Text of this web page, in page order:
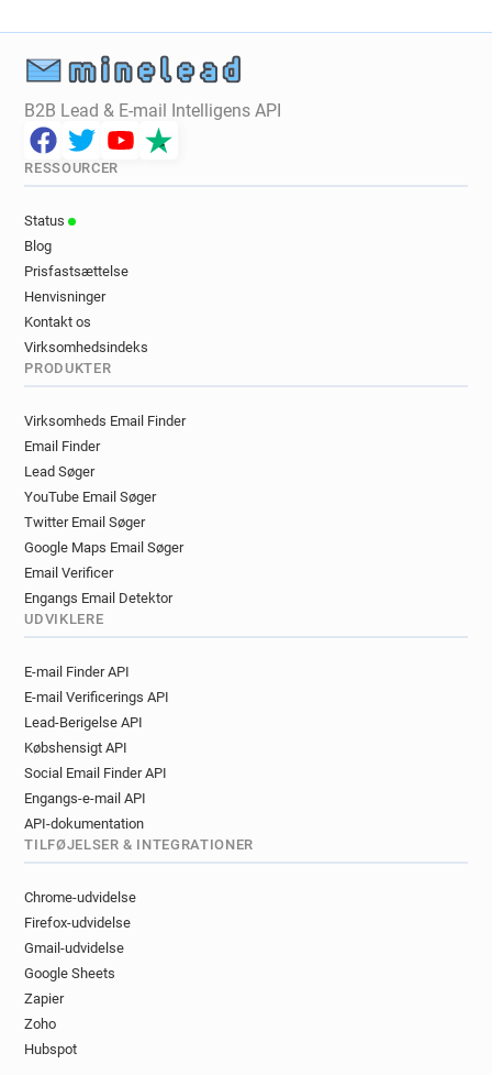
B2B Lead & E-mail Intelligens API
RESSOURCER
Status
Blog
Prisfastsættelse
Henvisninger
Kontakt os
Virksomhedsindeks
PRODUKTER
Virksomheds Email Finder
Email Finder
Lead Søger
YouTube Email Søger
Twitter Email Søger
Google Maps Email Søger
Email Verificer
Engangs Email Detektor
UDVIKLERE
E-mail Finder API
E-mail Verificerings API
Lead-Berigelse API
Købshensigt API
Social Email Finder API
Engangs-e-mail API
API-dokumentation
TILFØJELSER & INTEGRATIONER
Chrome-udvidelse
Firefox-udvidelse
Gmail-udvidelse
Google Sheets
Zapier
Zoho
Hubspot